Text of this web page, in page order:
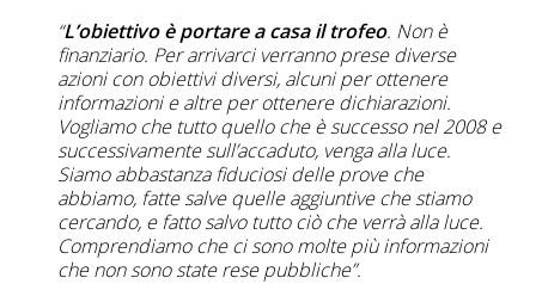
“L’obiettivo è portare a casa il trofeo. Non è
finanziario. Per arrivarci verranno prese diverse
azioni con obiettivi diversi, alcuni per ottenere
informazioni e altre per ottenere dichiarazioni.
Vogliamo che tutto quello che è successo nel 2008 e
successivamente sull’accaduto, venga alla luce.
Siamo abbastanza fiduciosi delle prove che
abbiamo, fatte salve quelle aggiuntive che stiamo
cercando, e fatto salvo tutto ciò che verrà alla luce.
Comprendiamo che ci sono molte più informazioni
che non sono state rese pubbliche”.